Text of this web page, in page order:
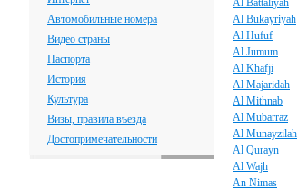
Автомобильные номера
Видео страны
Паспорта
История
Культура
Визы, правила въезда
Достопримечательности
Al Battaliyah
Al Bukayriyah
Al Hufuf
Al Jumum
Al Khafji
Al Majaridah
Al Mithnab
Al Mubarraz
Al Munayzilah
Al Qurayn
Al Wajh
An Nimas